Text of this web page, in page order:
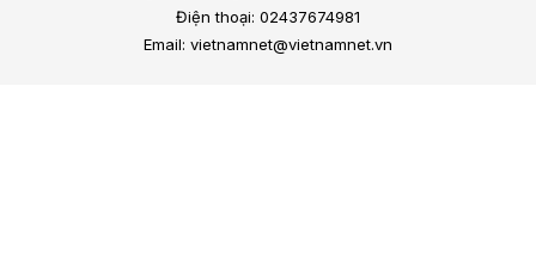
Điện thoại: 02437674981
Email: vietnamnet@vietnamnet.vn